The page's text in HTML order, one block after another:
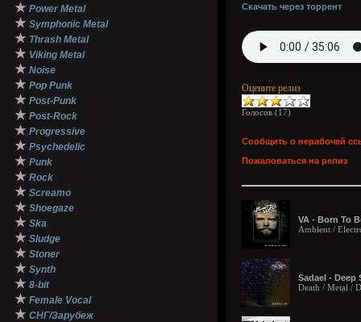
★ Power Metal
★ Symphonic Metal
★ Thrash Metal
★ Viking Metal
★ Noise
★ Pop Punk
★ Post-Punk
★ Post-Rock
★ Progressive
★ Psychedelic
★ Punk
★ Rock
★ Screamo
★ Shoegaze
★ Ska
★ Sludge
★ Stoner
★ Synth
★ 8-bit
★ Female Vocal
★ СНГ/Зарубеж
Скачать через торрент
Оцените релиз
Голосов (17)
Сообщить о нерабочей
Пожаловаться на релиз
VA - Born To
Ambient /
Sadael - Deep
Death / Metal /